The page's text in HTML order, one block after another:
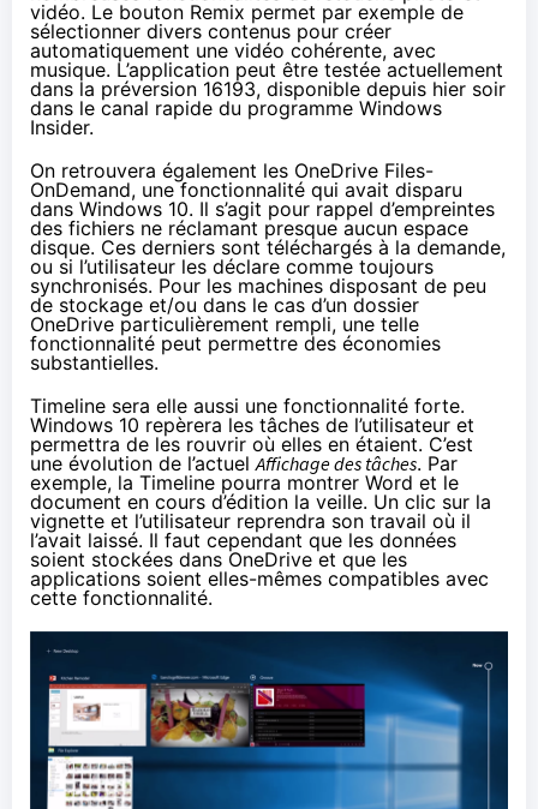
vidéo. Le bouton Remix permet par exemple de
sélectionner divers contenus pour créer
automatiquement une vidéo cohérente, avec
musique. L’application peut être testée actuellement
dans la préversion 16193, disponible depuis hier soir
dans le canal rapide du programme Windows
Insider.
On retrouvera également les OneDrive Files-
OnDemand, une fonctionnalité qui avait disparu
dans Windows 10. Il s’agit pour rappel d’empreintes
des fichiers ne réclamant presque aucun espace
disque. Ces derniers sont téléchargés à la demande,
ou si l’utilisateur les déclare comme toujours
synchronisés. Pour les machines disposant de peu
de stockage et/ou dans le cas d’un dossier
OneDrive particulièrement rempli, une telle
fonctionnalité peut permettre des économies
substantielles.
Timeline sera elle aussi une fonctionnalité forte.
Windows 10 repèrera les tâches de l’utilisateur et
permettra de les rouvrir où elles en étaient. C’est
une évolution de l’actuelAffichage des tâches. Par
exemple, la Timeline pourra montrer Word et le
document en cours d’édition la veille. Un clic sur la
vignette et l’utilisateur reprendra son travail où il
l’avait laissé. Il faut cependant que les données
soient stockées dans OneDrive et que les
applications soient elles-mêmes compatibles avec
cette fonctionnalité.